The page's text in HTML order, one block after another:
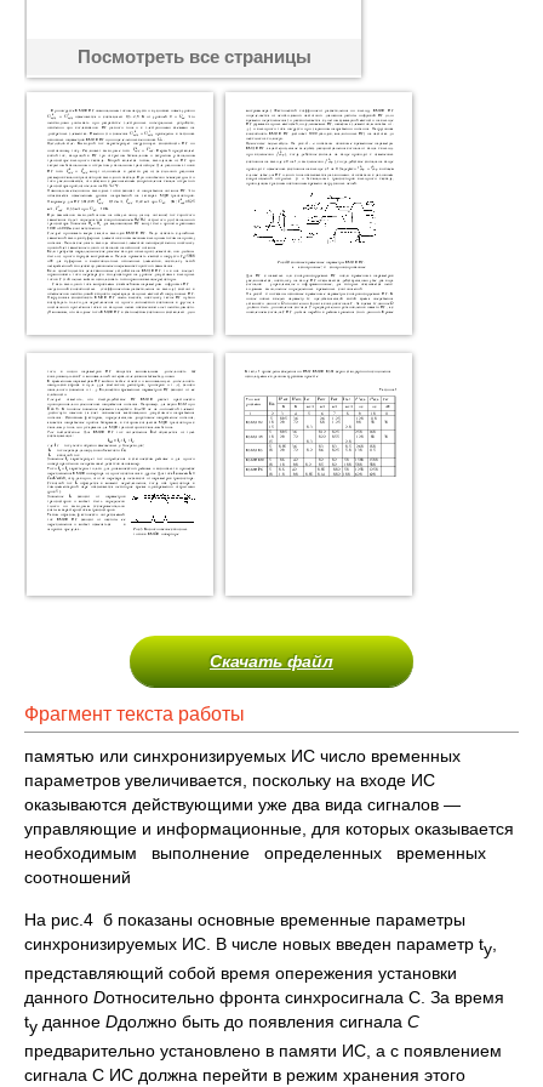
Посмотреть все страницы
Скачать файл
Фрагмент текста работы
памятью или синхронизируемых ИС число временных
параметров увеличивается, поскольку на входе ИС
оказываются действующими уже два вида сигналов —
управляющие и информационные, для которых оказывается
необходимым выполнение определенных временных
соотношений
На рис.4 б показаны основные временные параметры
синхронизируемых ИС. В числе новых введен параметр tу
представляющий собой время опережения установки
данного Dотносительно фронта синхросигнала С. За время
tу данное Dдолжно быть до появления сигнала С
предварительно установлено в памяти ИС, а с появлением
сигнала С ИС должна перейти в режим хранения этого